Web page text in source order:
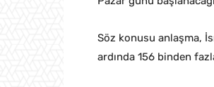
Söz konusu anlaşma,
ardında 156 binden